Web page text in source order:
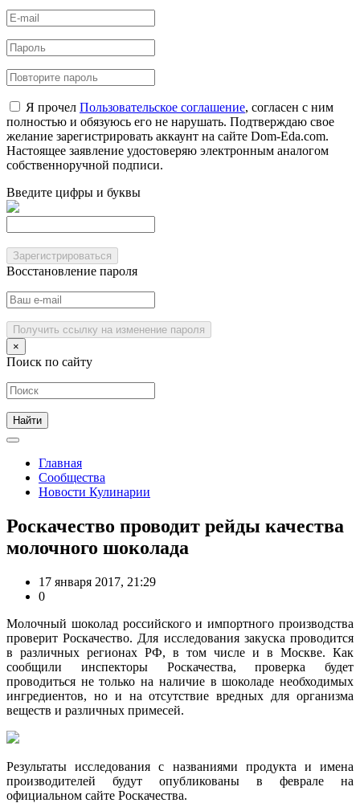
Я прочел Пользовательское соглашение, согласен с ним
полностью и обязуюсь его не нарушать. Подтверждаю свое
желание зарегистрировать аккаунт на сайте Dom-Eda.com.
Настоящее заявление удостоверяю электронным аналогом
собственноручной подписи.
Введите цифры и буквы
Зарегистрироваться
Восстановление пароля
Получить ссылку на изменение пароля
×
Поиск по сайту
Главная
Сообщества
Новости Кулинарии
Роскачество проводит рейды качества
молочного шоколада
17 января 2017, 21:29
0
Молочный шоколад российского и импортного производства
проверит Роскачество. Для исследования закуска проводится
в различных регионах РФ, в том числе и в Москве. Как
сообщили инспекторы Роскачества, проверка будет
проводиться не только на наличие в шоколаде необходимых
ингредиентов, но и на отсутствие вредных для организма
веществ и различных примесей.
Результаты исследования с названиями продукта и имена
производителей будут опубликованы в феврале на
официальном сайте Роскачества.